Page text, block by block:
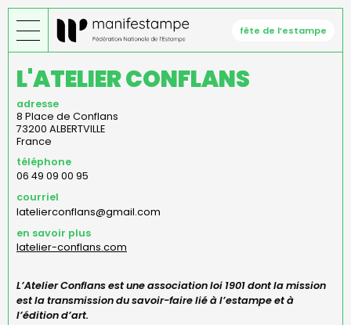
Aller
au
contenu
fête de l’estampe
L'ATELIER CONFLANS
adresse
8 Place de Conflans
73200 ALBERTVILLE
France
téléphone
06 49 09 00 95
courriel
latelierconflans@gmail.com
en savoir plus
latelier-conflans.com
L’Atelier Conflans est une association loi 1901 dont la mission
est la transmission du savoir-faire lié à l’estampe et à
l’édition d’art.